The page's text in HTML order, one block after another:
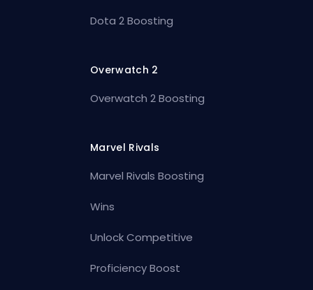
Dota 2 Boosting
Overwatch 2
Overwatch 2 Boosting
Marvel Rivals
Marvel Rivals Boosting
Wins
Unlock Competitive
Proficiency Boost